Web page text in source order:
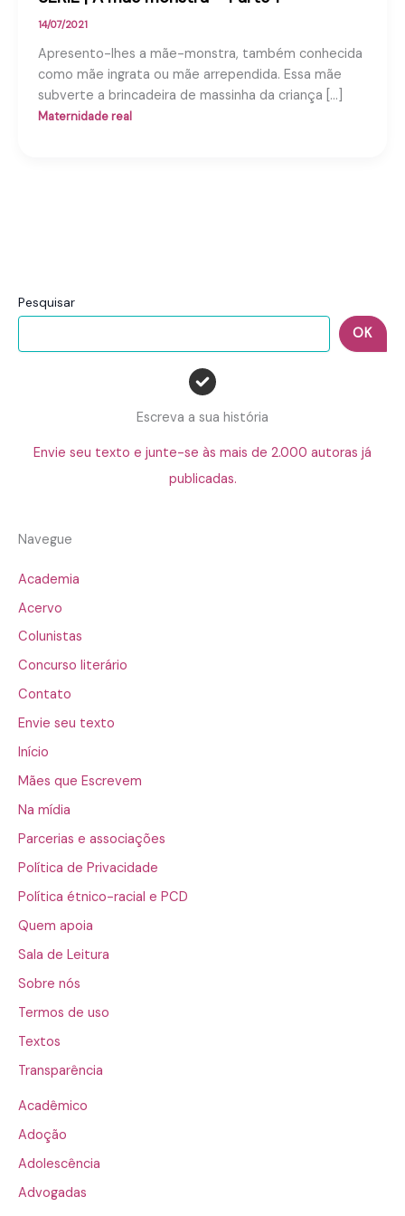
Pesquisar
OK
Escreva a sua história
Envie seu texto e junte-se às mais de 2.000 autoras já
publicadas.
Navegue
Academia
Acervo
Colunistas
Concurso literário
Contato
Envie seu texto
Início
Mães que Escrevem
Na mídia
Parcerias e associações
Política de Privacidade
Política étnico-racial e PCD
Quem apoia
Sala de Leitura
Sobre nós
Termos de uso
Textos
Transparência
Acadêmico
Adoção
Adolescência
Advogadas
14/07/2021
Apresento-lhes a mãe-monstra, também conhecida
como mãe ingrata ou mãe arrependida. Essa mãe
subverte a brincadeira de massinha da criança […]
Maternidade real